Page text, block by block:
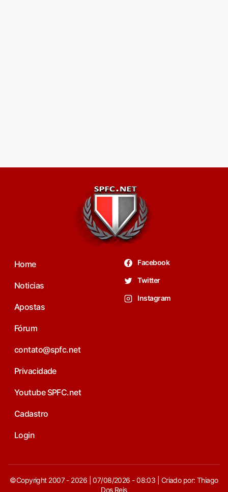
Home
Noticias
Apostas
Fórum
contato@spfc.net
Privacidade
Youtube SPFC.net
Cadastro
Login
Facebook
Twitter
Instagram
©Copyright 2007 - 2026 | 07/08/2026 - 08:03 | Criado por: Thiago
Dos Reis